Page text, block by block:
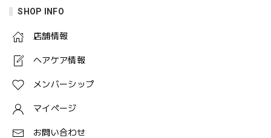
SHOP INFO
店舗情報
ヘアケア情報
メンバーシップ
マイページ
お問い合わせ